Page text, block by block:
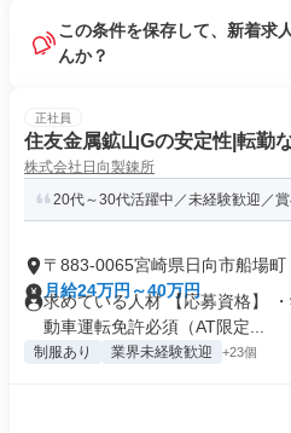
この条件を保存して、新着求
んか？
正社員
住友金属鉱山Gの安定性|転勤
株式会社日向製錬所
20代～30代活躍中／未経験歓迎／
〒883-0065宮崎県日向市船場町
月給24万円～40万円
求めている人材 【応募資格】
動車運転免許必須（AT限定...
制服あり 業界未経験歓迎 +23個